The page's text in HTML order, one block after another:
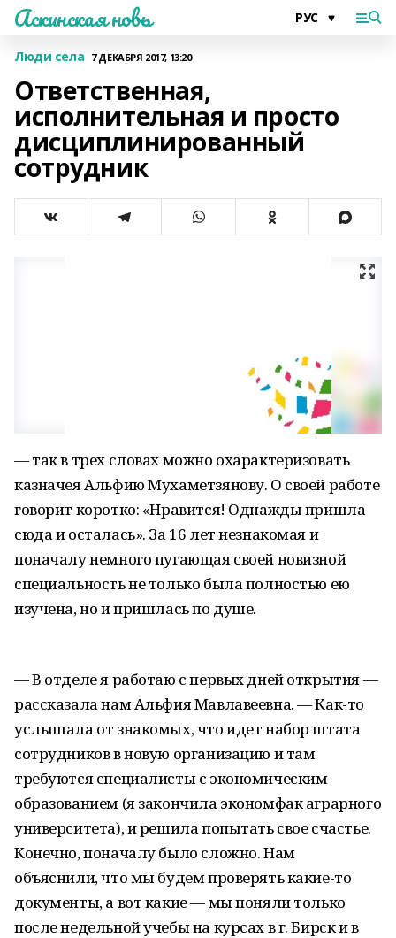
Аскинская новь
Люди села 7 ДЕКАБРЯ 2017, 13:20
Ответственная,
исполнительная и просто
дисциплинированный
сотрудник
— так в трех словах можно охарактеризовать
казначея Альфию Мухаметзянову. О своей работе
говорит коротко: «Нравится! Однажды пришла
сюда и осталась». За 16 лет незнакомая и
поначалу немного пугающая своей новизной
специальность не только была полностью ею
изучена, но и пришлась по душе.
— В отделе я работаю с первых дней открытия —
рассказала нам Альфия Мавлавеевна. — Как-то
услышала от знакомых, что идет набор штата
сотрудников в новую организацию и там
требуются специалисты с экономическим
образованием (я закончила экономфак аграрного
университета), и решила попытать свое счастье.
Конечно, поначалу было сложно. Нам
объяснили, что мы будем проверять какие-то
документы, а вот какие — мы поняли только
после недельной учебы на курсах в г. Бирск и в